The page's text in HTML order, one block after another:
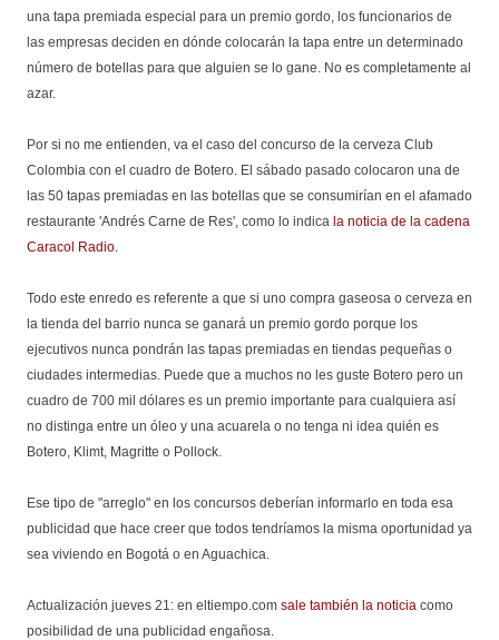
una tapa premiada especial para un premio gordo, los funcionarios de
las empresas deciden en dónde colocarán la tapa entre un determinado
número de botellas para que alguien se lo gane. No es completamente al
azar.
Por si no me entienden, va el caso del concurso de la cerveza Club
Colombia con el cuadro de Botero. El sábado pasado colocaron una de
las 50 tapas premiadas en las botellas que se consumirían en el afamado
restaurante 'Andrés Carne de Res', como lo indica la noticia de la cadena
Caracol Radio.
Todo este enredo es referente a que si uno compra gaseosa o cerveza en
la tienda del barrio nunca se ganará un premio gordo porque los
ejecutivos nunca pondrán las tapas premiadas en tiendas pequeñas o
ciudades intermedias. Puede que a muchos no les guste Botero pero un
cuadro de 700 mil dólares es un premio importante para cualquiera así
no distinga entre un óleo y una acuarela o no tenga ni idea quién es
Botero, Klimt, Magritte o Pollock.
Ese tipo de "arreglo" en los concursos deberían informarlo en toda esa
publicidad que hace creer que todos tendríamos la misma oportunidad ya
sea viviendo en Bogotá o en Aguachica.
Actualización jueves 21: en eltiempo.com sale también la noticia como
posibilidad de una publicidad engañosa.